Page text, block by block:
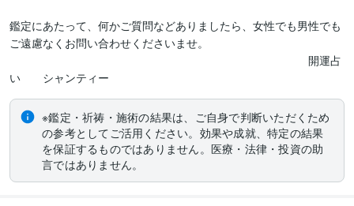
鑑定にあたって、何かご質問などありましたら、女性でも男性でも
ご遠慮なくお問い合わせくださいませ。
開運占
※鑑定・祈祷・施術の結果は、ご自身で判断いただくため
の参考としてご活用ください。効果や成就、特定の結果
を保証するものではありません。医療・法律・投資の助
言ではありません。